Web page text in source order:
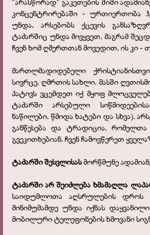
კონცენტრირებაში - ურთიერთობა
უნდა, არსებობს ქცევის
ტაძარშიც უნდა მივყვეთ, მაგრამ
ჩვენ ხომ ღმერთთან მოვედით, ის კი -
მართლმადიდებელი
სივრცე, ღმრთის სახლი. მასში
პატივს ვცემდეთ იქ მყოფ
ტაძარში არსებული
ნაწილები, წმიდა ხატები და სხვა).
განწესება და ტრადიცია, რომელთა
გვეკითხებიან. ჩვენ ჩამოვწერეთ
ტაძარში შესვლისასმორწმუნე
ტაძარში არ შეიძლება ხმამაღლა
საიდუმლოთა აღსრულების დროს
მინიმუმამდე უნდა იქნას
მობილური ტელეფონების ხმოვანი